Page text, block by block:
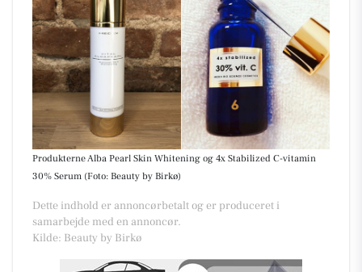
Produkterne Alba Pearl Skin Whitening og 4x Stabilized C-vitamin
30% Serum (Foto: Beauty by Birkø)
Dette indhold er annoncørbetalt og er produceret i
samarbejde med en annoncør.
Kilde: Beauty by Birkø